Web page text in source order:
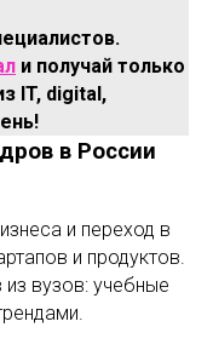
и получай только
IT, digital,
в России
и переход в
и продуктов.
вузов: учебные